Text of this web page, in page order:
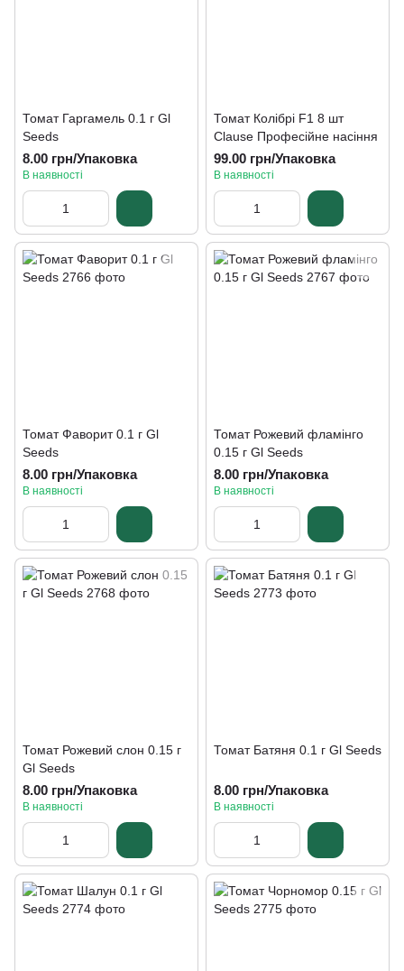
Томат Гаргамель 0.1 г Gl
Seeds
8.00 грн/Упаковка
В наявності
Томат Колібрі F1 8 шт
Clause Професійне насіння
99.00 грн/Упаковка
В наявності
Томат Фаворит 0.1 г Gl
Seeds
8.00 грн/Упаковка
В наявності
Томат Рожевий фламінго
0.15 г Gl Seeds
8.00 грн/Упаковка
В наявності
Томат Рожевий слон 0.15 г
Gl Seeds
8.00 грн/Упаковка
В наявності
Томат Батяня 0.1 г Gl Seeds
8.00 грн/Упаковка
В наявності